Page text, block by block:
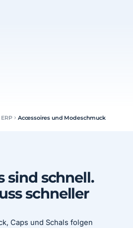
Accessoires und Modeschmuck
sind schnell.
schneller
Caps und Schals folgen